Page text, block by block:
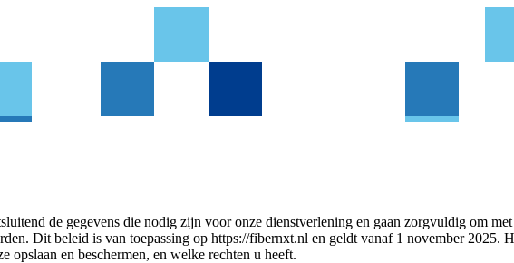
de gegevens die nodig zijn voor onze dienstverlening en gaan zorgvuldig om
Dit beleid is van toepassing op https://fibernxt.nl en geldt vanaf 1 november 2025.
opslaan en beschermen, en welke rechten u heeft.